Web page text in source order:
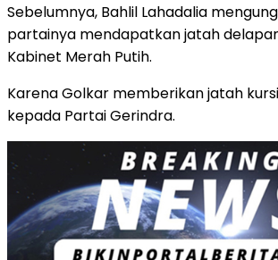
Sebelumnya, Bahlil Lahadalia
partainya mendapatkan jatah
Kabinet Merah Putih.
Karena Golkar memberikan jatah kursi
kepada Partai Gerindra.